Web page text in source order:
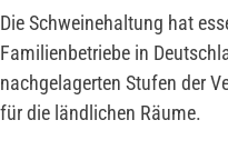
Die Schweinehaltung hat
Familienbetriebe in
nachgelagerten Stufen der
für die ländlichen Räume.